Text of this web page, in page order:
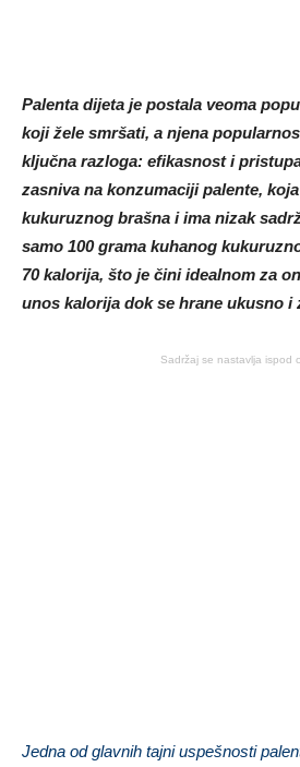
Palenta dijeta je postala veoma
koji žele smršati, a njena
ključna razloga: efikasnost i
zasniva na konzumaciji palente,
kukuruznog brašna i ima nizak
samo 100 grama kuhanog
70 kalorija, što je čini idealnom za
unos kalorija dok se hrane ukusno i
Sadržaj se nastavlja ispod
Jedna od glavnih tajni uspešnosti